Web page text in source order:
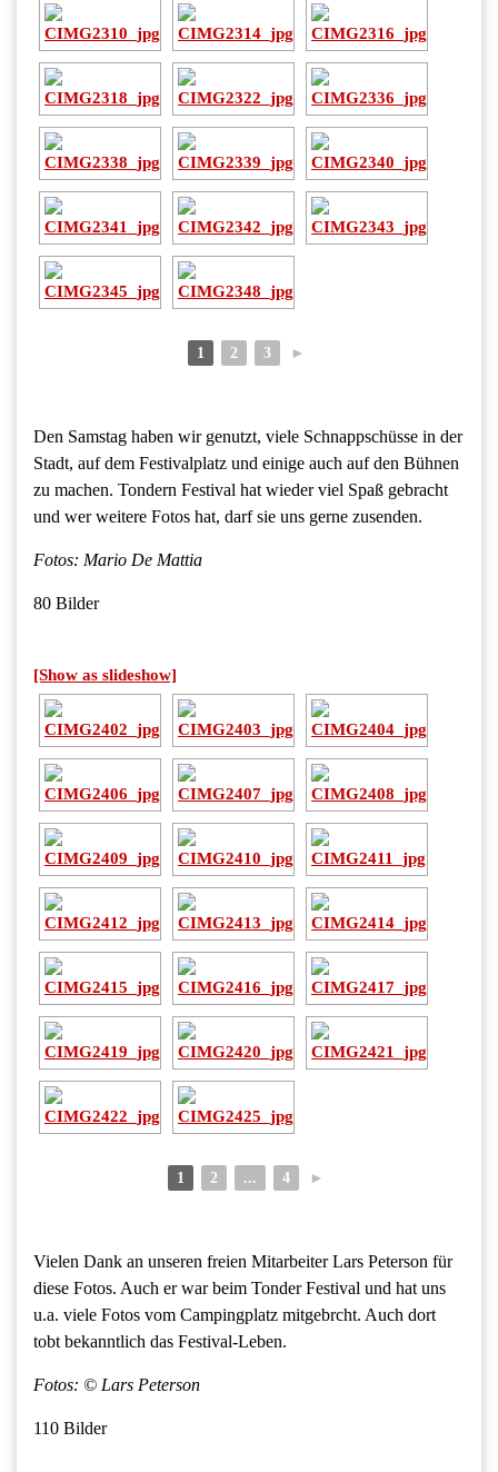
1 2 3 ►
Den Samstag haben wir genutzt, viele Schnappschüsse in der
Stadt, auf dem Festivalplatz und einige auch auf den Bühnen
zu machen. Tondern Festival hat wieder viel Spaß gebracht
und wer weitere Fotos hat, darf sie uns gerne zusenden.
Fotos: Mario De Mattia
80 Bilder
[Show as slideshow]
1 2 ... 4 ►
Vielen Dank an unseren freien MitarbeiterLars Peterson für
diese Fotos. Auch er war beim Tonder Festival und hat uns
u.a. viele Fotos vom Campingplatz mitgebrcht. Auch dort
tobt bekanntlich das Festival-Leben.
Fotos: © Lars Peterson
110 Bilder